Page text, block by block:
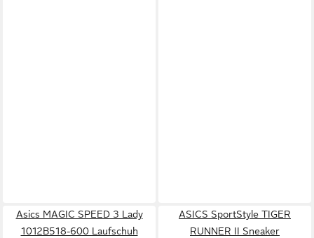
Asics MAGIC SPEED 3 Lady
1012B518-600 Laufschuh
ASICS SportStyle TIGER
RUNNER II Sneaker